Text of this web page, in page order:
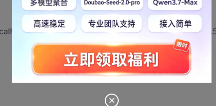
xxx/ 则能显示“Internet Information Services